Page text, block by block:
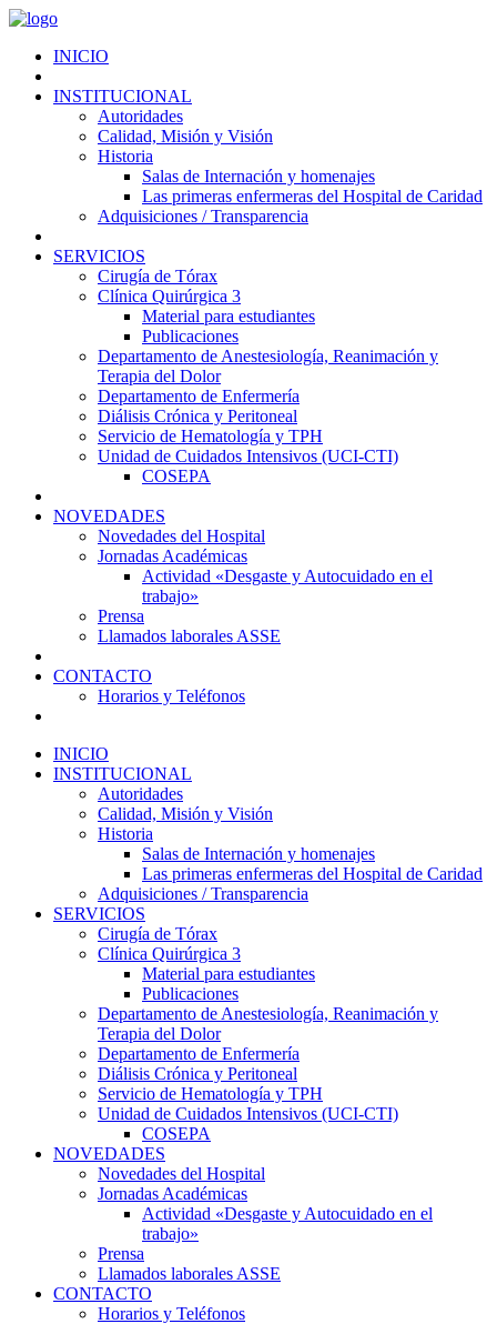
INICIO
INSTITUCIONAL
Autoridades
Calidad, Misión y Visión
Historia
Salas de Internación y homenajes
Las primeras enfermeras del Hospital de Caridad
Adquisiciones / Transparencia
SERVICIOS
Cirugía de Tórax
Clínica Quirúrgica 3
Material para estudiantes
Publicaciones
Departamento de Anestesiología, Reanimación y
Terapia del Dolor
Departamento de Enfermería
Diálisis Crónica y Peritoneal
Servicio de Hematología y TPH
Unidad de Cuidados Intensivos (UCI-CTI)
COSEPA
NOVEDADES
Novedades del Hospital
Jornadas Académicas
Actividad «Desgaste y Autocuidado en el
trabajo»
Prensa
Llamados laborales ASSE
CONTACTO
Horarios y Teléfonos
INICIO
INSTITUCIONAL
Autoridades
Calidad, Misión y Visión
Historia
Salas de Internación y homenajes
Las primeras enfermeras del Hospital de Caridad
Adquisiciones / Transparencia
SERVICIOS
Cirugía de Tórax
Clínica Quirúrgica 3
Material para estudiantes
Publicaciones
Departamento de Anestesiología, Reanimación y
Terapia del Dolor
Departamento de Enfermería
Diálisis Crónica y Peritoneal
Servicio de Hematología y TPH
Unidad de Cuidados Intensivos (UCI-CTI)
COSEPA
NOVEDADES
Novedades del Hospital
Jornadas Académicas
Actividad «Desgaste y Autocuidado en el
trabajo»
Prensa
Llamados laborales ASSE
CONTACTO
Horarios y Teléfonos